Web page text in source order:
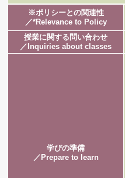
※ポリシーとの関連性
／*Relevance to Policy
授業に関する問い合わせ
／Inquiries about classes
学びの準備
／Prepare to learn